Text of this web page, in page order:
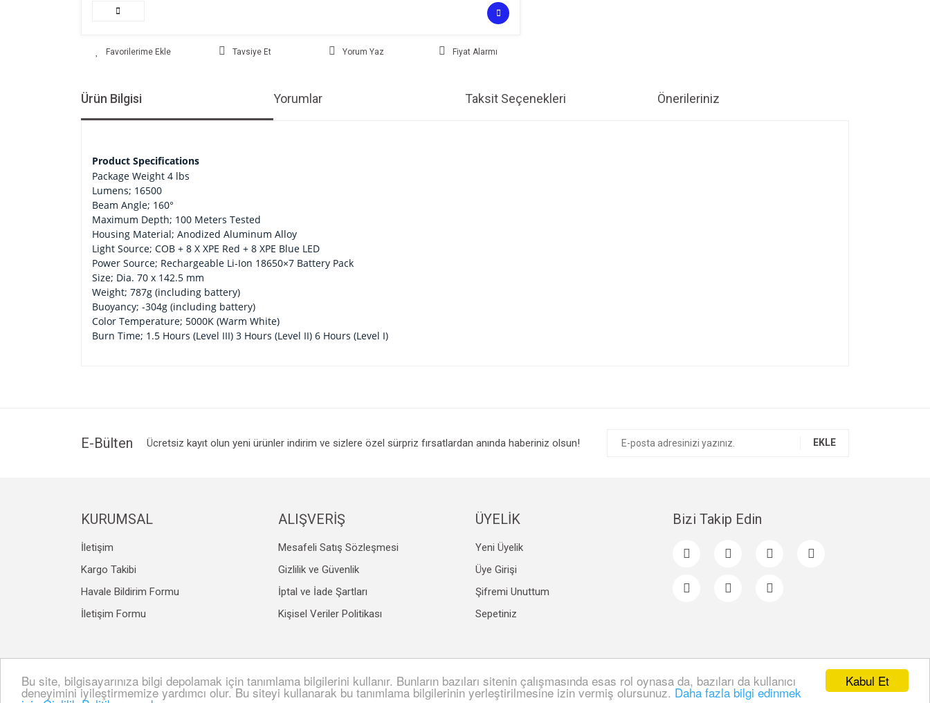
Kabul Et
Bu site, bilgisayarınıza bilgi depolamak için tanımlama bilgilerini kullanır. Bunların bazıları sitenin çalışmasında esas rol oynasa da, bazıları da kullanıcı
deneyimini iyileştirmemize yardımcı olur. Bu siteyi kullanarak bu tanımlama bilgilerinin yerleştirilmesine izin vermiş olursunuz. Daha fazla bilgi edinmek
Tavsiye Et Yorum Yaz Fiyat Alarmı
Ürün Bilgisi Yorumlar Taksit Seçenekleri Önerileriniz
Product Specifications
Package Weight 4 lbs
Lumens; 16500
Beam Angle; 160°
Maximum Depth; 100 Meters Tested
Housing Material; Anodized Aluminum Alloy
Light Source; COB + 8 X XPE Red + 8 XPE Blue LED
Power Source; Rechargeable Li-Ion 18650×7 Battery Pack
Size; Dia. 70 x 142.5 mm
Weight; 787g (including battery)
Buoyancy; -304g (including battery)
Color Temperature; 5000K (Warm White)
Burn Time; 1.5 Hours (Level III) 3 Hours (Level II) 6 Hours (Level I)
Ürün bilgilerinde hatalar bulunuyor.
Gönder
E-Bülten Ücretsiz kayıt olun yeni ürünler indirim ve sizlere özel sürpriz fırsatlardan anında haberiniz olsun! EKLE
KURUMSAL
İletişim
Kargo Takibi
Havale Bildirim Formu
İletişim Formu
ALIŞVERİŞ
Mesafeli Satış Sözleşmesi
Gizlilik ve Güvenlik
İptal ve İade Şartları
Kişisel Veriler Politikası
ÜYELİK
Yeni Üyelik
Üye Girişi
Şifremi Unuttum
Sepetiniz
Bizi Takip Edin
© Tüm hakları saklıdır. Kredi kartı bilgileriniz 256bit SSL sertifikası ile korunmaktadır.